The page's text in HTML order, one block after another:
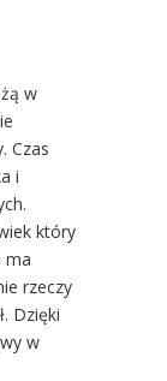
w
Czas
i
który
ma
rzeczy
Dzięki
w